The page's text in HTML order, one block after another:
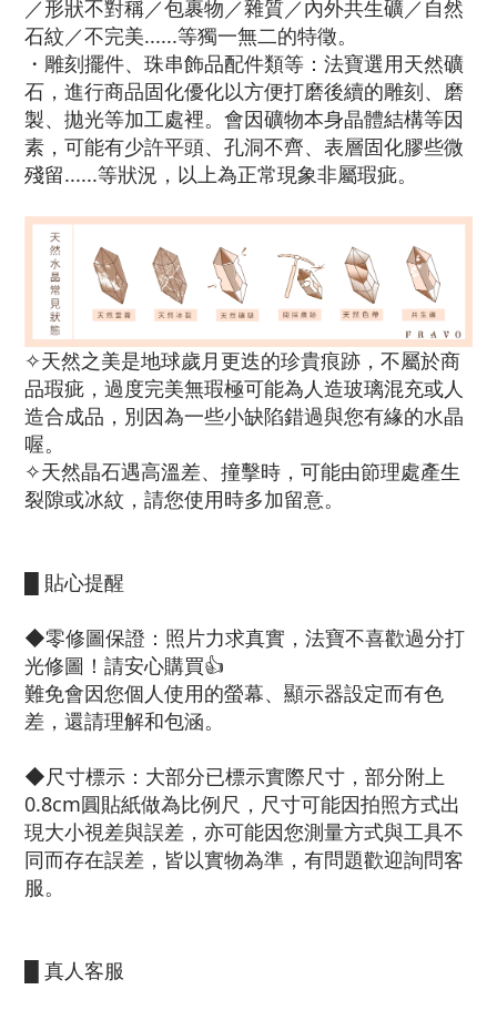
／形狀不對稱／包裹物／雜質／內外共生礦／自然
石紋／不完美......等獨一無二的特徵。
・雕刻擺件、珠串飾品配件類等：法寶選用天然礦
石，進行商品固化優化以方便打磨後續的雕刻、磨
製、拋光等加工處裡。會因礦物本身晶體結構等因
素，可能有少許平頭、孔洞不齊、表層固化膠些微
殘留......等狀況，以上為正常現象非屬瑕疵。
✧天然之美是地球歲月更迭的珍貴痕跡，不屬於商
品瑕疵，過度完美無瑕極可能為人造玻璃混充或人
造合成品，別因為一些小缺陷錯過與您有緣的水晶
喔。
✧天然晶石遇高溫差、撞擊時，可能由節理處產生
裂隙或冰紋，請您使用時多加留意。
█ 貼心提醒
◆零修圖保證：照片力求真實，法寶不喜歡過分打
光修圖！請安心購買👍
難免會因您個人使用的螢幕、顯示器設定而有色
差，還請理解和包涵。
◆尺寸標示：大部分已標示實際尺寸，部分附上
0.8cm圓貼紙做為比例尺，尺寸可能因拍照方式出
現大小視差與誤差，亦可能因您測量方式與工具不
同而存在誤差，皆以實物為準，有問題歡迎詢問客
服。
█ 真人客服